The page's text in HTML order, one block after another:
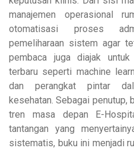
manajemen operasional
otomatisasi proses
pemeliharaan sistem agar
pembaca juga diajak
terbaru seperti machine
dan perangkat pintar
kesehatan. Sebagai penutup,
tren masa depan E-
tantangan yang
sistematis, buku ini menjadi